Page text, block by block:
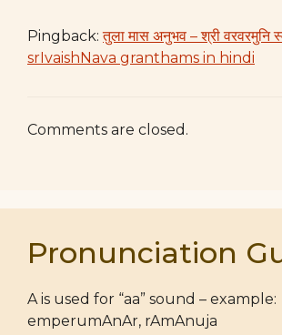
Pingback:तुला मास अनुभव – श्री वरवरमुनि
srIvaishNava granthams in hindi
Comments are closed.
Pronunciation
A is used for “aa” sound – example:
emperumAnAr, rAmAnuja